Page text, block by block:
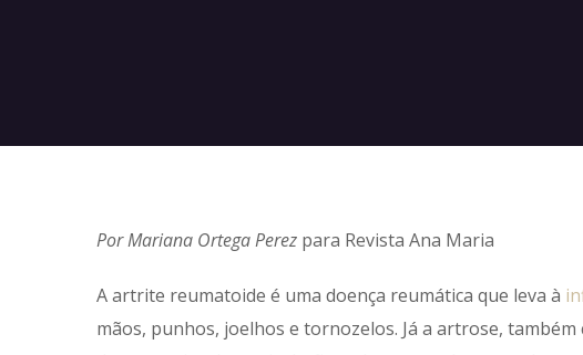
PorMariana Ortega Perez para Revista Ana Maria
A artrite reumatoide é uma doença reumática que leva à
mãos, punhos, joelhos e tornozelos. Já a artrose,